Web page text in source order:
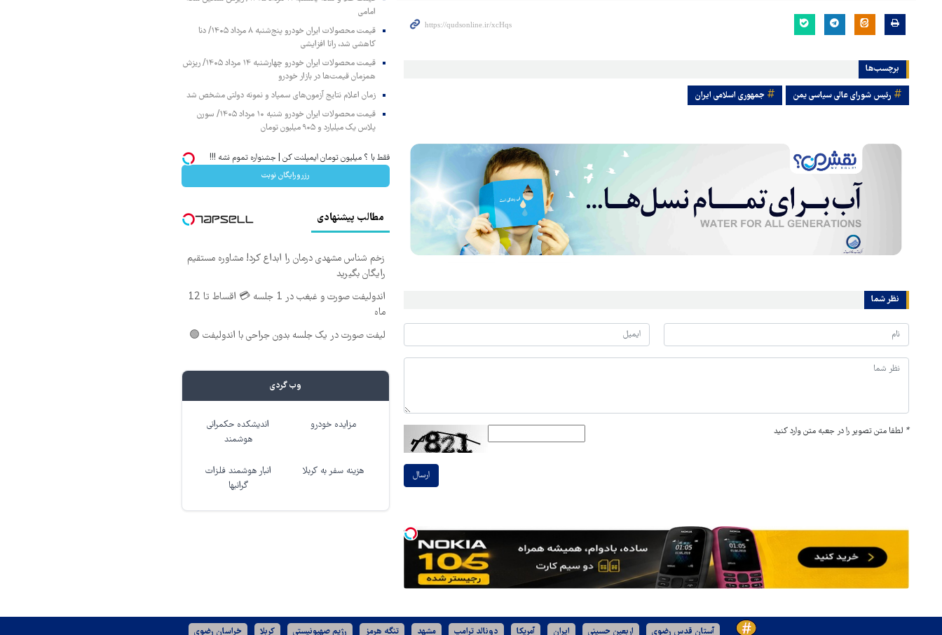
برچسب‌ها
رئیس شورای عالی سیاسی یمن جمهوری اسلامی ایران
نظر شما
* لطفا متن تصویر را در جعبه متن وارد کنید
ارسال
امامی
قیمت محصولات ایران خودرو پنج‌شنبه ۸ مرداد ۱۴۰۵/ دنا
کاهشی شد، رانا افزایشی
قیمت محصولات ایران خودرو چهارشنبه ۱۴ مرداد ۱۴۰۵/ ریزش
همزمان قیمت‌ها در بازار خودرو
زمان اعلام نتایج آزمون‌های سمپاد و نمونه دولتی مشخص شد
قیمت محصولات ایران خودرو شنبه ۱۰ مرداد ۱۴۰۵/ سورن
پلاس یک میلیارد و ۹۰۵ میلیون تومان
فقط با ؟ میلیون تومان ایمپلنت کن | جشنواره تموم نشه !!!
رزرورایگان نوبت
مطالب پیشنهادی
زخم شناس مشهدی درمان را ابداع کرد! مشاوره مستقیم
رایگان بگیرید
اندولیفت صورت و غبغب در 1 جلسه 💳 اقساط تا 12
ماه
لیفت صورت در یک جلسه بدون جراحی با اندولیفت 🟢
وب گردی
مزایده خودرو
اندیشکده حکمرانی
هوشمند
هزینه سفر به کربلا
انبار هوشمند فلزات
گرانبها
آستان قدس رضوی اربعین حسینی ایران آمریکا دونالد ترامپ مشهد تنگه هرمز رژیم صهیونیستی کربلا خراسان رضوی